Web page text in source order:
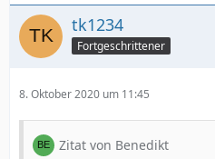
tk1234
Fortgeschrittener
8. Oktober 2020 um 11:45
Zitat von Benedikt